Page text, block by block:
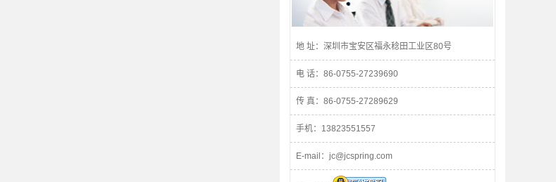
地 址：深圳市宝安区福永稔田工业区80号
电 话：86-0755-27239690
传 真：86-0755-27289629
手机：13823551557
E-mail：jc@jcspring.com